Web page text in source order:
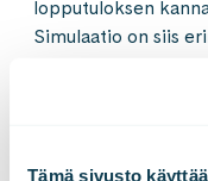
Tämä sivusto
lopputuloksen
Simulaatio on siis